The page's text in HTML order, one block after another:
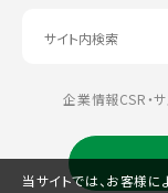
企業情報CSR・
当サイトでは、お客様